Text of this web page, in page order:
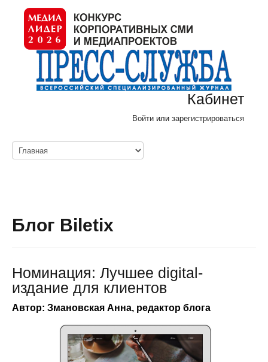
Кабинет
Войти или зарегистрироваться
Блог Biletix
Номинация: Лучшее digital-
издание для клиентов
Автор: Змановская Анна, редактор блога